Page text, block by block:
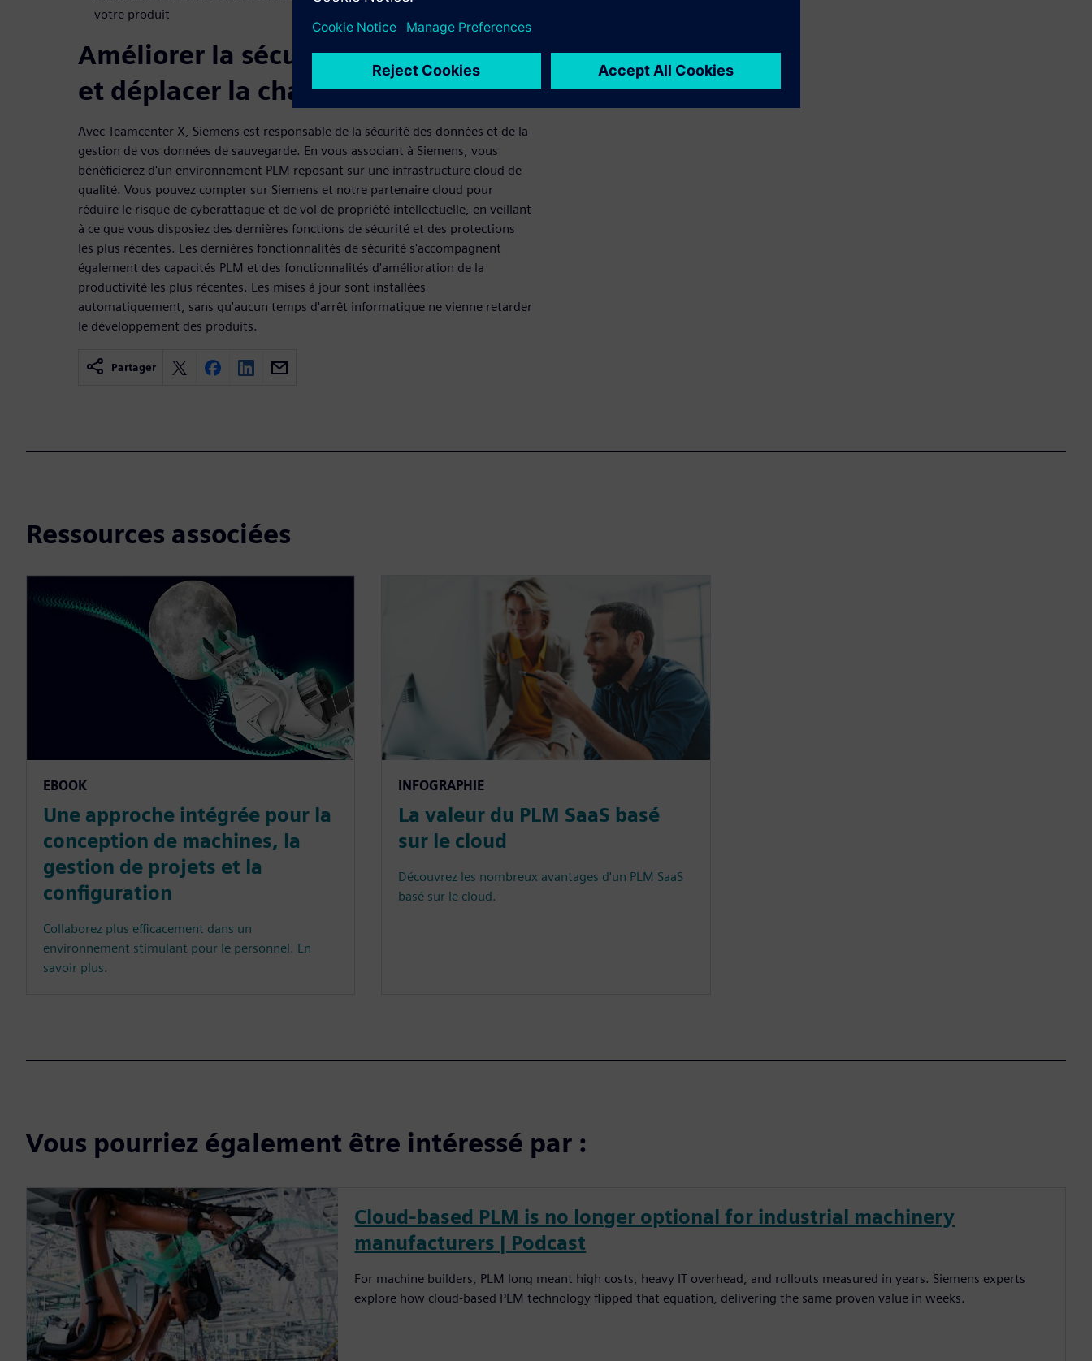
votre produit
Améliorer la sécurité des données
et déplacer la charge informatique
Avec Teamcenter X, Siemens est responsable de la sécurité des données et de la
gestion de vos données de sauvegarde. En vous associant à Siemens, vous
bénéficierez d'un environnement PLM reposant sur une infrastructure cloud de
qualité. Vous pouvez compter sur Siemens et notre partenaire cloud pour
réduire le risque de cyberattaque et de vol de propriété intellectuelle, en veillant
à ce que vous disposiez des dernières fonctions de sécurité et des protections
les plus récentes. Les dernières fonctionnalités de sécurité s'accompagnent
également des capacités PLM et des fonctionnalités d'amélioration de la
productivité les plus récentes. Les mises à jour sont installées
automatiquement, sans qu'aucun temps d'arrêt informatique ne vienne retarder
le développement des produits.
Partager
Ressources associées
EBOOK
Une approche intégrée pour la
conception de machines, la
gestion de projets et la
configuration
Collaborez plus efficacement dans un
environnement stimulant pour le personnel. En
savoir plus.
INFOGRAPHIE
La valeur du PLM SaaS basé
sur le cloud
Découvrez les nombreux avantages d'un PLM SaaS
basé sur le cloud.
Vous pourriez également être intéressé par :
Cloud-based PLM is no longer optional for industrial machinery
manufacturers | Podcast
For machine builders, PLM long meant high costs, heavy IT overhead, and rollouts measured in years. Siemens experts
explore how cloud-based PLM technology flipped that equation, delivering the same proven value in weeks.